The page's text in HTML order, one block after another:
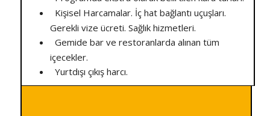
Kişisel Harcamalar. İç hat bağlantı uçuşları.
Gerekli vize ücreti. Sağlık hizmetleri.
Gemide bar ve restoranlarda alınan tüm
içecekler.
Yurtdışı çıkış harcı.